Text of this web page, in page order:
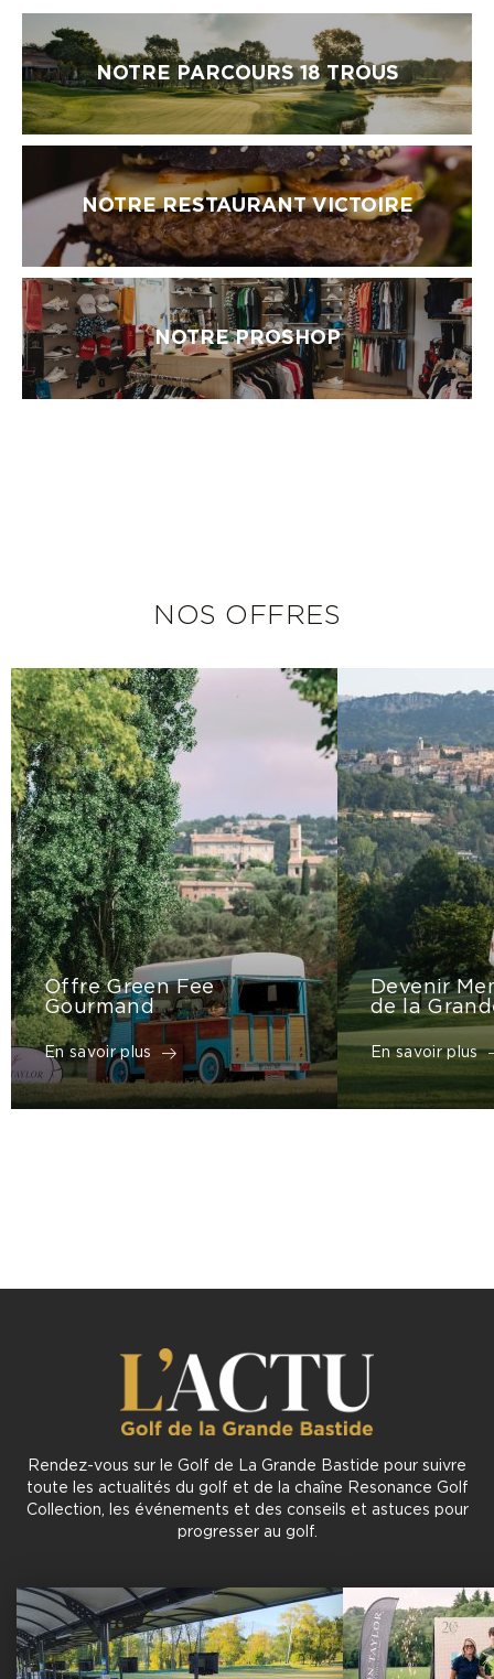
NOTRE PARCOURS 18 TROUS
NOTRE RESTAURANT VICTOIRE
NOTRE PROSHOP
NOS OFFRES
Offre Green Fee
Gourmand
En savoir plus
Devenir
de la
En savoir plus
Rendez-vous sur le Golf de La Grande Bastide pour suivre
toute les actualités du golf et de la chaîne Resonance Golf
Collection, les événements et des conseils et astuces pour
progresser au golf.